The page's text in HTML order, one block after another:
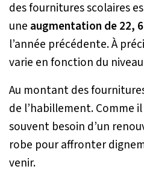
des fournitures scolaires
une augmentation de 22,
l’année précédente. À
varie en fonction du
Au montant des
de l’habillement. Comme
souvent besoin d’un
robe pour affronter
venir.